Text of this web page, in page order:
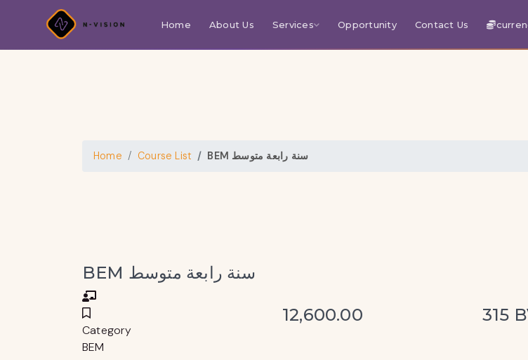
Home About Us Services Opportunity Contact Us
Home Course List BEM سنة رابعة متوسط
BEM سنة رابعة متوسط
Category
BEM
12,600.00 315